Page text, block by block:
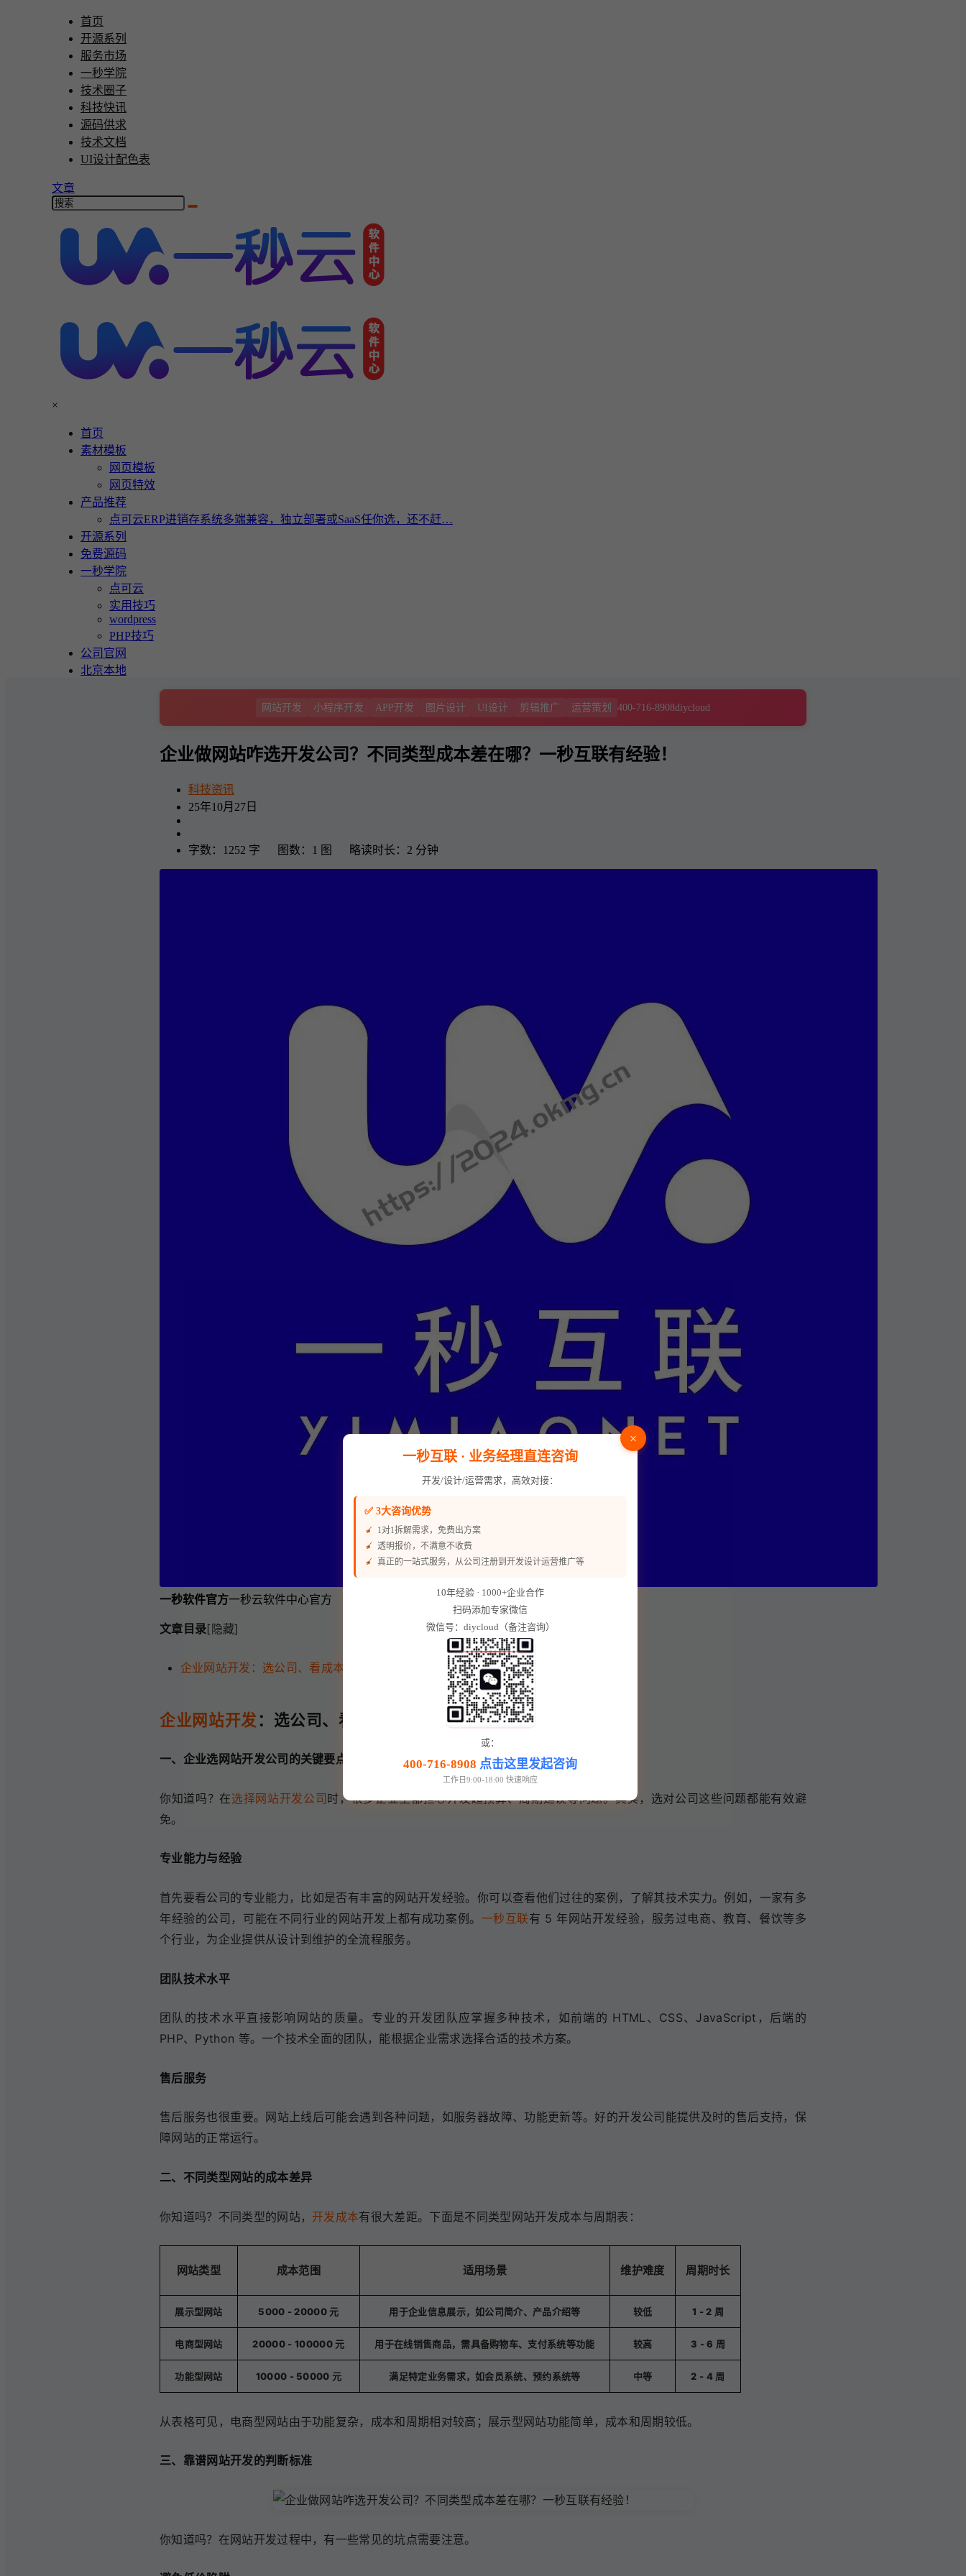
首页
开源系列
服务市场
一秒学院
技术圈子
科技快讯
源码供求
技术文档
UI设计配色表
文章
×
首页
素材模板
网页模板
网页特效
产品推荐
点可云ERP进销存系统多端兼容，独立部署或SaaS任你选，还不赶…
开源系列
免费源码
一秒学院
点可云
实用技巧
wordpress
PHP技巧
公司官网
北京本地
网站开发 小程序开发 APP开发 图片设计 UI设计 剪辑推广 运营策划 400-716-8908diycloud
企业做网站咋选开发公司？不同类型成本差在哪？一秒互联有经验！
科技资讯
25年10月27日
字数：1252 字 图数：1 图 略读时长：2 分钟
一秒软件官方一秒云软件中心官方
文章目录[隐藏]
企业网站开发：选公司、看成本与避坑指南
企业网站开发 ：选公司、看成本与避坑指南
一、企业选网站开发公司的关键要点
你知道吗？在选择网站开发公司时，很多企业主都担心开发超预算、周期延误等问题。其实，选对公司这些问题都能有效避
免。
专业能力与经验
首先要看公司的专业能力，比如是否有丰富的网站开发经验。你可以查看他们过往的案例，了解其技术实力。例如，一家有多
年经验的公司，可能在不同行业的网站开发上都有成功案例。 一秒互联有 5 年网站开发经验，服务过电商、教育、餐饮等多
个行业，为企业提供从设计到维护的全流程服务。
团队技术水平
团队的技术水平直接影响网站的质量。专业的开发团队应掌握多种技术，如前端的 HTML、CSS、JavaScript，后端的
PHP、Python 等。一个技术全面的团队，能根据企业需求选择合适的技术方案。
售后服务
售后服务也很重要。网站上线后可能会遇到各种问题，如服务器故障、功能更新等。好的开发公司能提供及时的售后支持，保
障网站的正常运行。
二、不同类型网站的成本差异
你知道吗？不同类型的网站， 开发成本有很大差距。下面是不同类型网站开发成本与周期表：
网站类型 成本范围 适用场景 维护难度 周期时长
展示型网站 5000 - 20000 元 用于企业信息展示，如公司简介、产品介绍等 较低 1 - 2 周
电商型网站 20000 - 100000 元 用于在线销售商品，需具备购物车、支付系统等功能 较高 3 - 6 周
功能型网站 10000 - 50000 元 满足特定业务需求，如会员系统、预约系统等 中等 2 - 4 周
从表格可见，电商型网站由于功能复杂，成本和周期相对较高；展示型网站功能简单，成本和周期较低。
三、靠谱网站开发的判断标准
你知道吗？在网站开发过程中，有一些常见的坑点需要注意。
×
一秒互联 · 业务经理直连咨询
开发/设计/运营需求，高效对接：
✅ 3大咨询优势
1对1拆解需求，免费出方案
透明报价，不满意不收费
真正的一站式服务，从公司注册到开发设计运营推广等
10年经验 · 1000+企业合作
扫码添加专家微信
微信号：diycloud（备注咨询）
或：
400-716-8908 点击这里发起咨询
工作日9:00-18:00 快速响应